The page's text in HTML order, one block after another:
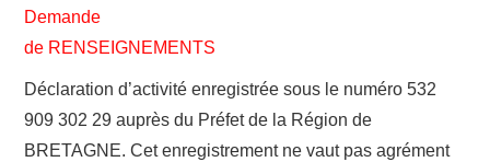
Demande
de RENSEIGNEMENTS
Déclaration d’activité enregistrée sous le numéro 532
909 302 29 auprès du Préfet de la Région de
BRETAGNE. Cet enregistrement ne vaut pas agrément